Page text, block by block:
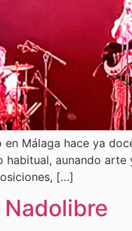
Málaga hace ya
aunando
[…]
Nadolibre